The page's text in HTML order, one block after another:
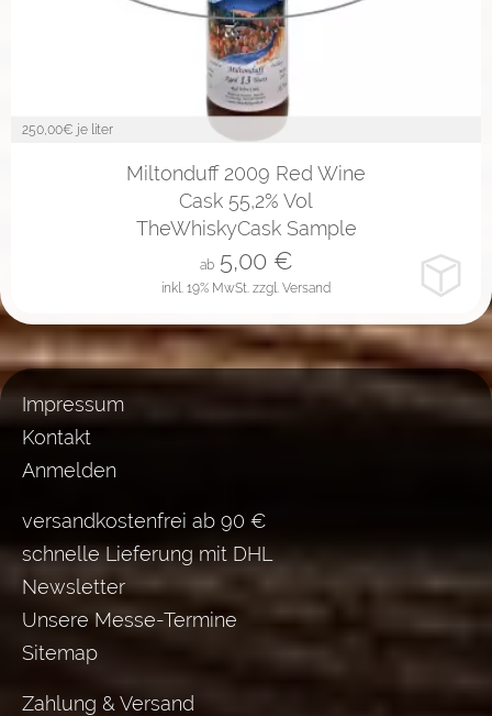
250,00€ je liter
Miltonduff 2009 Red Wine
Cask 55,2% Vol
TheWhiskyCask Sample
inkl. 19% MwSt. zzgl. Versand
ab 5,00€
Impressum
Kontakt
Anmelden
versandkostenfrei ab 90 €
schnelle Lieferung mit DHL
Newsletter
Unsere Messe-Termine
Sitemap
Zahlung & Versand